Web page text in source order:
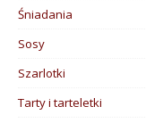
Śniadania
Sosy
Szarlotki
Tarty i tarteletki